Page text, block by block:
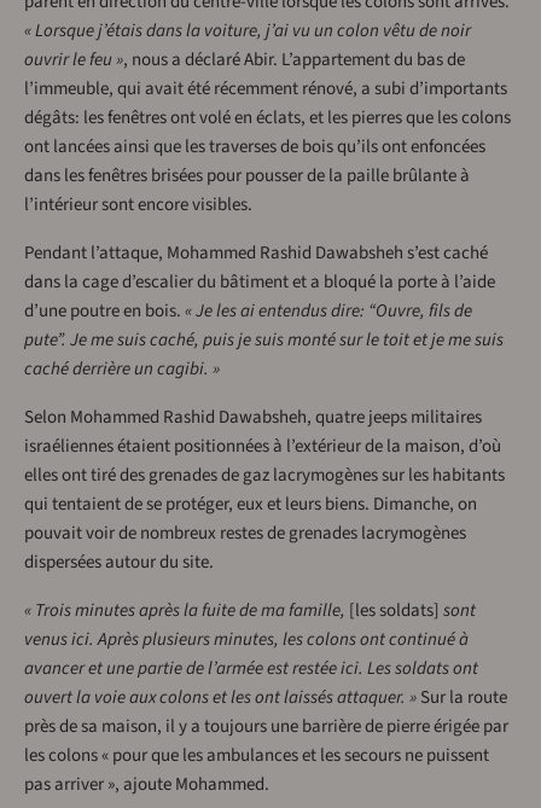
« Lorsque j’étais dans la voiture, j’ai vu un colon vêtu de noir
ouvrir le feu », nous a déclaré Abir. L’appartement du bas de
l’immeuble, qui avait été récemment rénové, a subi d’importants
dégâts: les fenêtres ont volé en éclats, et les pierres que les colons
ont lancées ainsi que les traverses de bois qu’ils ont enfoncées
dans les fenêtres brisées pour pousser de la paille brûlante à
l’intérieur sont encore visibles.
Pendant l’attaque, Mohammed Rashid Dawabsheh s’est caché
dans la cage d’escalier du bâtiment et a bloqué la porte à l’aide
d’une poutre en bois.« Je les ai entendus dire: “Ouvre, fils de
pute”. Je me suis caché, puis je suis monté sur le toit et je me suis
caché derrière un cagibi. »
Selon Mohammed Rashid Dawabsheh, quatre jeeps militaires
israéliennes étaient positionnées à l’extérieur de la maison, d’où
elles ont tiré des grenades de gaz lacrymogènes sur les habitants
qui tentaient de se protéger, eux et leurs biens. Dimanche, on
pouvait voir de nombreux restes de grenades lacrymogènes
dispersées autour du site.
« Trois minutes après la fuite de ma famille, [les soldats] sont
venus ici. Après plusieurs minutes, les colons ont continué à
avancer et une partie de l’armée est restée ici. Les soldats ont
ouvert la voie aux colons et les ont laissés attaquer. »Sur la route
près de sa maison, il y a toujours une barrière de pierre érigée par
les colons « pour que les ambulances et les secours ne puissent
pas arriver », ajoute Mohammed.